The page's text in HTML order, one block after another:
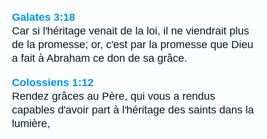
Galates 3:18
Car si l'héritage venait de la loi, il ne viendrait plus
de la promesse; or, c'est par la promesse que Dieu
a fait à Abraham ce don de sa grâce.
Colossiens 1:12
Rendez grâces au Père, qui vous a rendus
capables d'avoir part à l'héritage des saints dans la
lumière,